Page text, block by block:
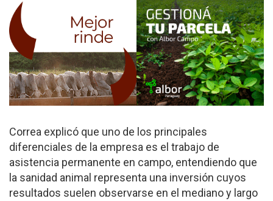
Correa explicó que uno de los principales
diferenciales de la empresa es el trabajo de
asistencia permanente en campo, entendiendo que
la sanidad animal representa una inversión cuyos
resultados suelen observarse en el mediano y largo